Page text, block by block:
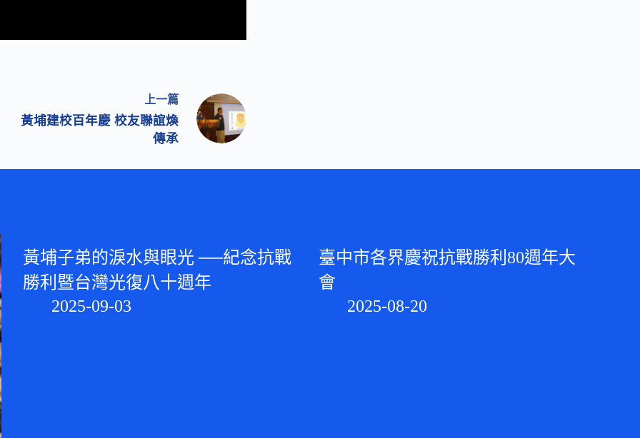
上一篇
黃埔建校百年慶 校友聯誼煥
傳承
黃埔子弟的淚水與眼光 ──紀念抗戰
勝利暨台灣光復八十週年
2025-09-03
臺中市各界慶祝抗戰勝利80週年大
會
2025-08-20